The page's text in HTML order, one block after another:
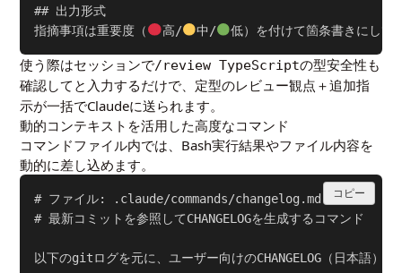
## 出力形式
指摘事項は重要度（
高/ 中/
使う際はセッションで/review TypeScriptの型安全性も
確認して と入力するだけで、定型のレビュー観点＋追加指
示が一括でClaudeに送られます。
動的コンテキストを活用した高度なコマンド
コマンドファイル内では、Bash実行結果やファイル内容を
動的に差し込めます。
# ファイル: .claude/commands/changelog.md
# 最新コミットを参照してCHANGELOGを生成するコマンド
以下のgitログを元に、ユーザー向けのCHANGELOG（日本語）
コピー